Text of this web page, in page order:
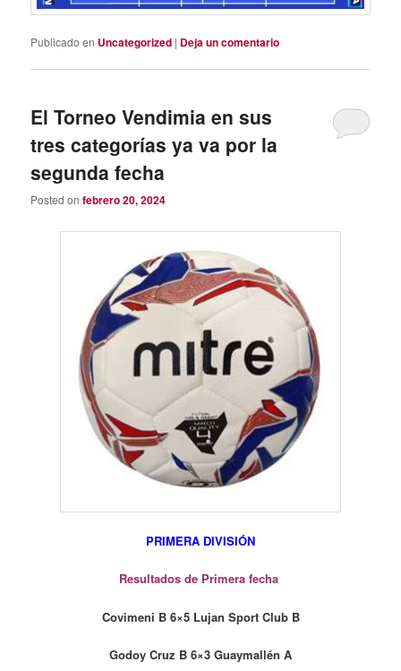
Publicado en Uncategorized | Deja un comentario
El Torneo Vendimia en sus
tres categorías ya va por la
segunda fecha
Posted onfebrero 20, 2024
PRIMERA DIVISIÓN
Resultados de Primera fecha
Covimeni B 6×5 Lujan Sport Club B
Godoy Cruz B 6×3 Guaymallén A